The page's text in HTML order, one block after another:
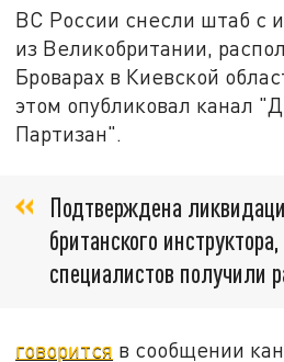
ВС России снесли штаб с
из Великобритании,
Броварах в Киевской
этом опубликовал канал
Партизан".
Подтверждена
британского
специалистов получили
говорится в сообщении